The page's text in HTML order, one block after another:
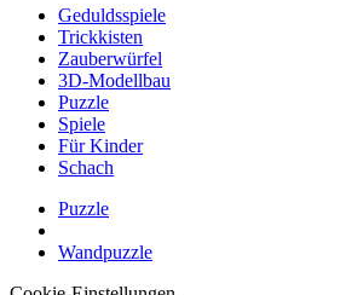
Geduldsspiele
Trickkisten
Zauberwürfel
3D-Modellbau
Puzzle
Spiele
Für Kinder
Schach
Puzzle
Wandpuzzle